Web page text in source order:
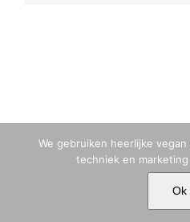
© MARIA TIQWAH VAN ELDIK
We gebruiken heerlijke
techniek en
Ok